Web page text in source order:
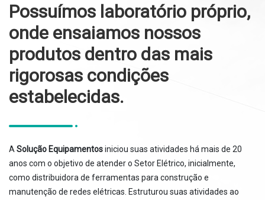
Possuímos laboratório próprio,
onde ensaiamos nossos
produtos dentro das mais
rigorosas condições
estabelecidas.
A Solução Equipamentosiniciou suas atividades há mais de 20
anos com o objetivo de atender o Setor Elétrico, inicialmente,
como distribuidora de ferramentas para construção e
manutenção de redes elétricas. Estruturou suas atividades ao